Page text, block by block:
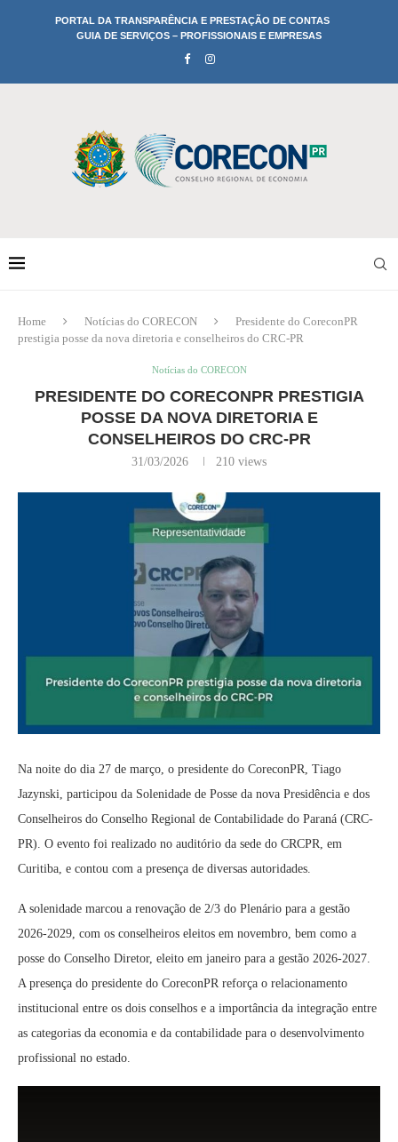
PORTAL DA TRANSPARÊNCIA E PRESTAÇÃO DE CONTAS
GUIA DE SERVIÇOS – PROFISSIONAIS E EMPRESAS
Home Notícias do CORECON
Presidente do CoreconPR
prestigia posse da nova diretoria e conselheiros do CRC-PR
Notícias do CORECON
PRESIDENTE DO CORECONPR PRESTIGIA
POSSE DA NOVA DIRETORIA E
CONSELHEIROS DO CRC-PR
31/03/2026 210 views
Na noite do dia 27 de março, o presidente do CoreconPR, Tiago
Jazynski, participou da Solenidade de Posse da nova Presidência e dos
Conselheiros do Conselho Regional de Contabilidade do Paraná (CRC-
PR). O evento foi realizado no auditório da sede do CRCPR, em
Curitiba, e contou com a presença de diversas autoridades.
A solenidade marcou a renovação de 2/3 do Plenário para a gestão
2026-2029, com os conselheiros eleitos em novembro, bem como a
posse do Conselho Diretor, eleito em janeiro para a gestão 2026-2027.
A presença do presidente do CoreconPR reforça o relacionamento
institucional entre os dois conselhos e a importância da integração entre
as categorias da economia e da contabilidade para o desenvolvimento
profissional no estado.